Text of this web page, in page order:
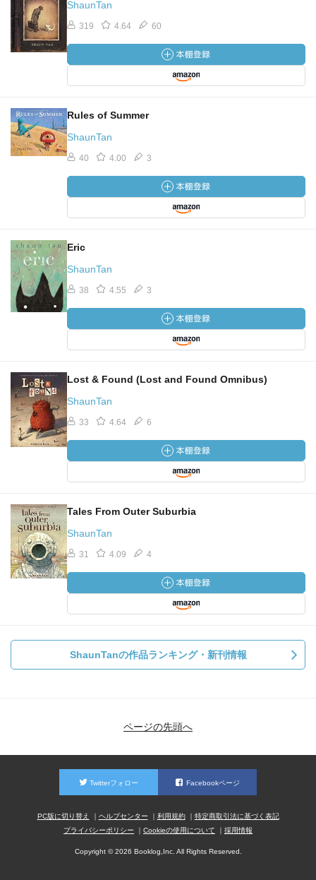
ShaunTan
319 4.64 60
Rules of Summer
ShaunTan
40 4.00 3
Eric
ShaunTan
38 4.55 3
Lost & Found (Lost and Found Omnibus)
ShaunTan
33 4.64 6
Tales From Outer Suburbia
ShaunTan
31 4.09 4
ShaunTanの作品ランキング・新刊情報
ページの先頭へ
Twitterフォロー Facebookページ
PC版に切り替え ヘルプセンター 利用規約
特定商取引法に基づく表記
プライバシーポリシー
Cookieの使用について 採用情報
Copyright © 2026 Booklog,Inc. All Rights Reserved.